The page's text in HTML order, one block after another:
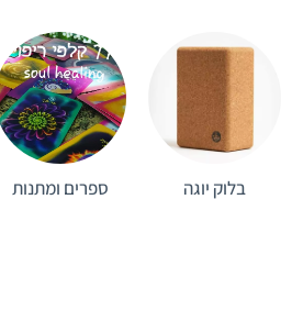
בלוק יוגה ספרים ומתנות